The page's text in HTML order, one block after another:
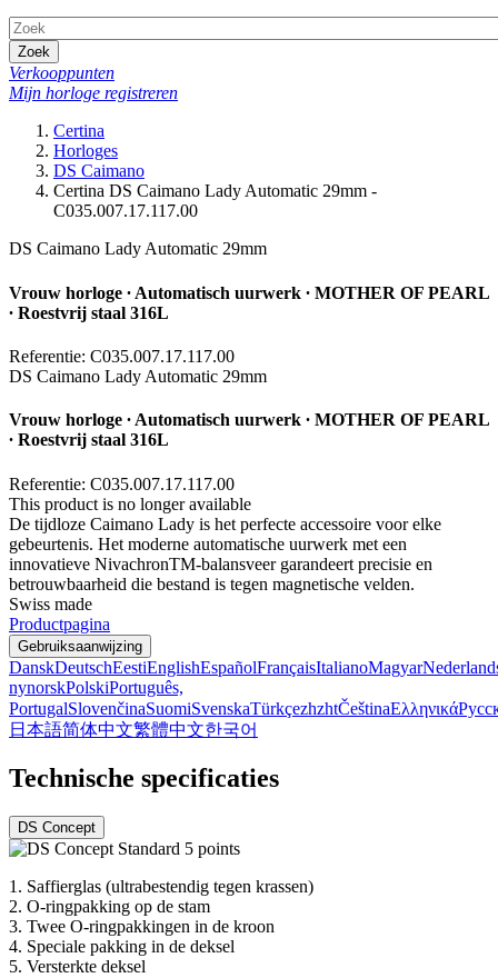
Zoek
Verkooppunten
Mijn horloge registreren
Certina
Horloges
DS Caimano
Certina DS Caimano Lady Automatic 29mm -
C035.007.17.117.00
DS Caimano Lady Automatic 29mm
Vrouw horloge ∙ Automatisch uurwerk ∙ MOTHER OF PEARL
∙ Roestvrij staal 316L
Referentie: C035.007.17.117.00
DS Caimano Lady Automatic 29mm
Vrouw horloge ∙ Automatisch uurwerk ∙ MOTHER OF PEARL
∙ Roestvrij staal 316L
Referentie: C035.007.17.117.00
This product is no longer available
De tijdloze Caimano Lady is het perfecte accessoire voor elke
gebeurtenis. Het moderne automatische uurwerk met een
innovatieve NivachronTM-balansveer garandeert precisie en
betrouwbaarheid die bestand is tegen magnetische velden.
Swiss made
Productpagina
Gebruiksaanwijzing
DanskDeutschEestiEnglishEspañolFrançaisItalianoMagyar
nynorskPolskiPortuguês,
PortugalSlovenčinaSuomiSvenskaTürkçezhzhtČeštinaΕλληνικά
日本語简体中文繁體中文한국어
Technische specificaties
DS Concept
1. Saffierglas (ultrabestendig tegen krassen)
2. O-ringpakking op de stam
3. Twee O-ringpakkingen in de kroon
4. Speciale pakking in de deksel
5. Versterkte deksel